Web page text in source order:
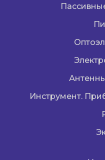
Инструмент.